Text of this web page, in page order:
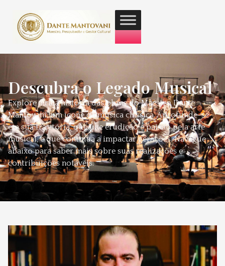
Descubra o Legado Musical
Explore a rica história das obras do Maestro Dante
Mantovani, um ícone da música clássica. Aprofunde-se
em sua trajetória, que une erudição e paixão pela arte
musical, e que continua a impactar gerações. Navegue
abaixo para saber mais sobre suas realizações e
contribuições notáveis.